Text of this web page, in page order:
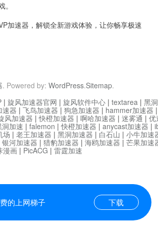
速器，解锁全新游戏体验，让你畅享极速
. Powered by: WordPress.Sitemap.
的上网梯子 下载
| 旋风加速器官网 | 旋风软件中心 | textarea | 黑
速器 | 飞鸟加速器 | 狗急加速器 | hammer加速器
风加速器 |快橙加速器 | 啊哈加速器 | 迷雾通 | 优
洞加速 | falemon |快橙加速器 | anycast加速器 |
场 | 老王加速器 | 黑洞加速器 | 白石山 | 小牛加速
银河加速器 | 猎豹加速器 | 海鸥加速器 | 芒果加速
漫画 | PicACG | 雷霆加速